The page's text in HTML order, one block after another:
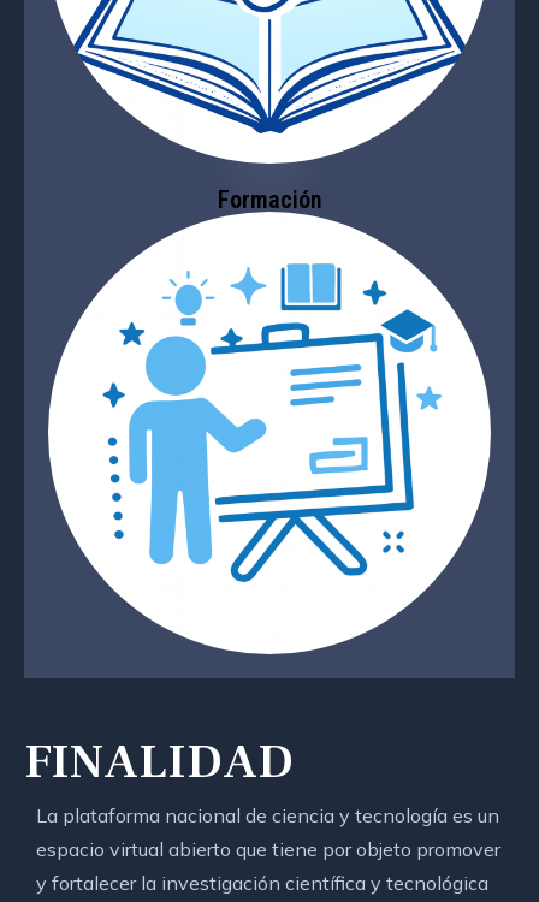
Formación
FINALIDAD
La plataforma nacional de ciencia y tecnología es un
espacio virtual abierto que tiene por objeto promover
y fortalecer la investigación científica y tecnológica